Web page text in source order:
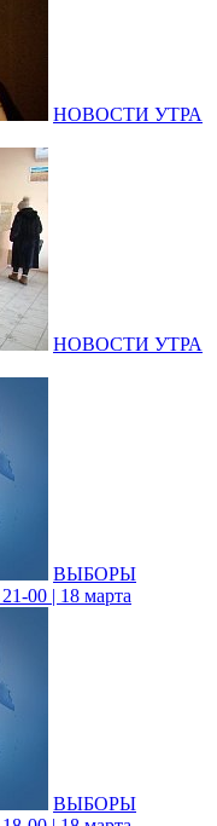
НОВОСТИ УТРА
НОВОСТИ УТРА
ВЫБОРЫ
00 | 18 марта
ВЫБОРЫ